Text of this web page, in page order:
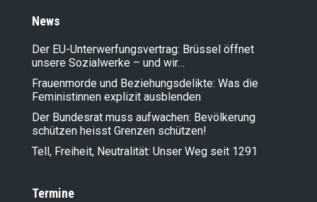
News
Der EU-Unterwerfungsvertrag: Brüssel öffnet
unsere Sozialwerke – und wir…
Frauenmorde und Beziehungsdelikte: Was die
Feministinnen explizit ausblenden
Der Bundesrat muss aufwachen: Bevölkerung
schützen heisst Grenzen schützen!
Tell, Freiheit, Neutralität: Unser Weg seit 1291
Termine